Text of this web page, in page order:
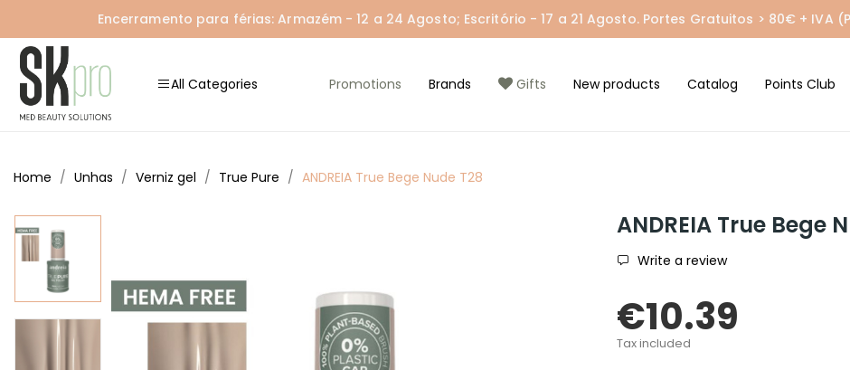
Encerramento para férias: Armazém - 12 a 24 Agosto; Escritório - 17 a 21 Agosto. Portes Gratuitos > 80€ + IVA
All Categories Promotions Brands Gifts New products Catalog Points Club
Home Unhas Verniz gel True Pure ANDREIA True Bege Nude T28
ANDREIA True Bege
Write a review
€10.39
Tax included